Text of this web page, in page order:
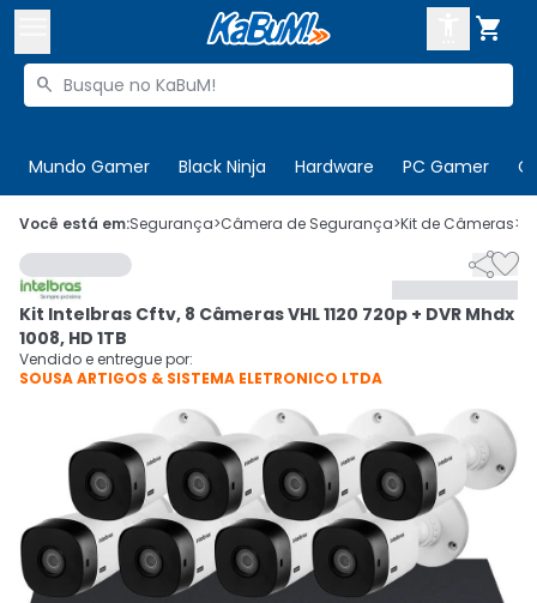

Buscar produtos

Mundo Gamer Black Ninja Hardware PC Gamer
 Olá. Acesse sua conta
 Departamentos
Cupons
Mais Vendidos
Ativar tradutor em libras
CADASTRE-SE
Você está em:Segurança>Câmera de Segurança>Kit de Câmeras>

Kit Intelbras Cftv, 8 Câmeras VHL 1120 720p + DVR Mhdx
1008, HD 1TB
Vendido e entregue por:
SOUSA ARTIGOS & SISTEMA ELETRONICO LTDA